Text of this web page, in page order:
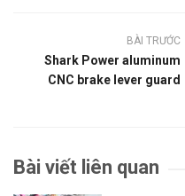
BÀI TRƯỚC
Shark Power aluminum
CNC brake lever guard
Bài viết liên quan